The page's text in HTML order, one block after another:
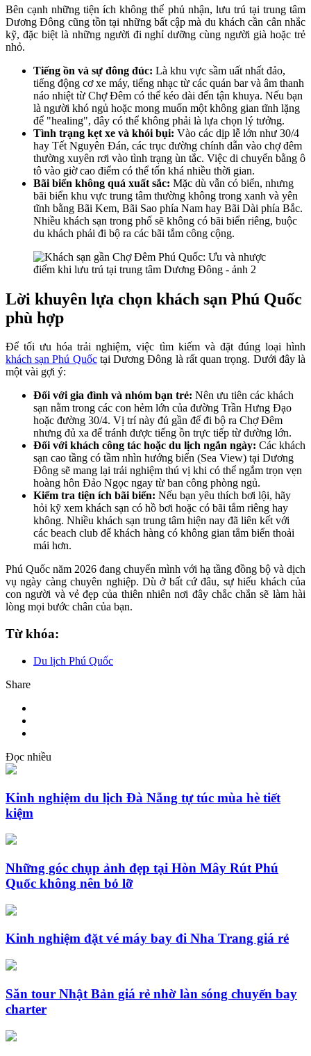
Bên cạnh những tiện ích không thể phủ nhận, lưu trú tại trung tâm
Dương Đông cũng tồn tại những bất cập mà du khách cần cân nhắc
kỹ, đặc biệt là những người đi nghỉ dưỡng cùng người già hoặc trẻ
nhỏ.
Tiếng ồn và sự đông đúc: Là khu vực sầm uất nhất đảo,
tiếng động cơ xe máy, tiếng nhạc từ các quán bar và âm thanh
náo nhiệt từ Chợ Đêm có thể kéo dài đến tận khuya. Nếu bạn
là người khó ngủ hoặc mong muốn một không gian tĩnh lặng
để "healing", đây có thể không phải là lựa chọn lý tưởng.
Tình trạng kẹt xe và khói bụi: Vào các dịp lễ lớn như 30/4
hay Tết Nguyên Đán, các trục đường chính dẫn vào chợ đêm
thường xuyên rơi vào tình trạng ùn tắc. Việc di chuyển bằng ô
tô vào giờ cao điểm có thể tốn khá nhiều thời gian.
Bãi biển không quá xuất sắc: Mặc dù vẫn có biển, nhưng
bãi biển khu vực trung tâm thường không trong xanh và yên
tĩnh bằng Bãi Kem, Bãi Sao phía Nam hay Bãi Dài phía Bắc.
Nhiều khách sạn trong phố sẽ không có bãi biển riêng, buộc
du khách phải đi bộ ra các bãi tắm công cộng.
Lời khuyên lựa chọn khách sạn Phú Quốc
phù hợp
Để tối ưu hóa trải nghiệm, việc tìm kiếm và đặt đúng loại hình
khách sạn Phú Quốctại Dương Đông là rất quan trọng. Dưới đây là
một vài gợi ý:
Đối với gia đình và nhóm bạn trẻ: Nên ưu tiên các khách
sạn nằm trong các con hẻm lớn của đường Trần Hưng Đạo
hoặc đường 30/4. Vị trí này đủ gần để đi bộ ra Chợ Đêm
nhưng đủ xa để tránh được tiếng ồn trực tiếp từ đường lớn.
Đối với khách công tác hoặc du lịch ngắn ngày: Các khách
sạn cao tầng có tầm nhìn hướng biển (Sea View) tại Dương
Đông sẽ mang lại trải nghiệm thú vị khi có thể ngắm trọn vẹn
hoàng hôn Đảo Ngọc ngay từ ban công phòng ngủ.
Kiểm tra tiện ích bãi biển: Nếu bạn yêu thích bơi lội, hãy
hỏi kỹ xem khách sạn có hồ bơi hoặc có bãi tắm riêng hay
không. Nhiều khách sạn trung tâm hiện nay đã liên kết với
các beach club để khách hàng có không gian tắm biển thoải
mái hơn.
Phú Quốc năm 2026 đang chuyển mình với hạ tầng đồng bộ và dịch
vụ ngày càng chuyên nghiệp. Dù ở bất cứ đâu, sự hiếu khách của
con người và vẻ đẹp của thiên nhiên nơi đây chắc chắn sẽ làm hài
lòng mọi bước chân của bạn.
Từ khóa:
Du lịch Phú Quốc
Share
Đọc nhiều
Kinh nghiệm du lịch Đà Nẵng tự túc mùa hè tiết
kiệm
Những góc chụp ảnh đẹp tại Hòn Mây Rút Phú
Quốc không nên bỏ lỡ
Kinh nghiệm đặt vé máy bay đi Nha Trang giá rẻ
Săn tour Nhật Bản giá rẻ nhờ làn sóng chuyến bay
charter